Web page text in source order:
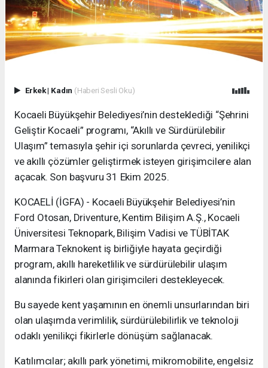
Erkek| Kadın (Haberi Sesli Oku)
Kocaeli Büyükşehir Belediyesi’nin desteklediği “Şehrini
Geliştir Kocaeli” programı, “Akıllı ve Sürdürülebilir
Ulaşım” temasıyla şehir içi sorunlarda çevreci, yenilikçi
ve akıllı çözümler geliştirmek isteyen girişimcilere alan
açacak. Son başvuru 31 Ekim 2025.
KOCAELİ (İGFA) - Kocaeli Büyükşehir Belediyesi’nin
Ford Otosan, Driventure, Kentim Bilişim A.Ş., Kocaeli
Üniversitesi Teknopark, Bilişim Vadisi ve TÜBİTAK
Marmara Teknokent iş birliğiyle hayata geçirdiği
program, akıllı hareketlilik ve sürdürülebilir ulaşım
alanında fikirleri olan girişimcileri destekleyecek.
Bu sayede kent yaşamının en önemli unsurlarından biri
olan ulaşımda verimlilik, sürdürülebilirlik ve teknoloji
odaklı yenilikçi fikirlerle dönüşüm sağlanacak.
Katılımcılar; akıllı park yönetimi, mikromobilite, engelsiz